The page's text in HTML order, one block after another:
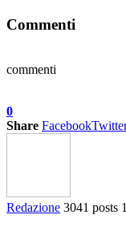
Commenti
commenti
0
Share Facebook
Redazione 3041 posts